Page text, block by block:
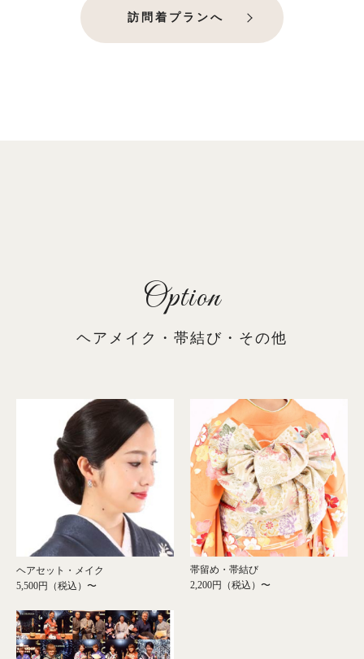
訪問着プランへ
Option
ヘアメイク・帯結び・その他
ヘアセット・メイク
5,500円（税込）〜
帯留め・帯結び
2,200円（税込）〜